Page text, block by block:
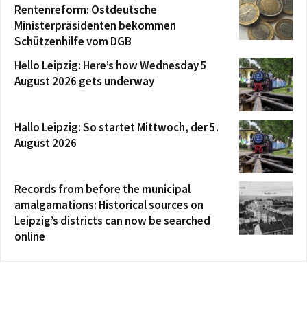
Rentenreform: Ostdeutsche
Ministerpräsidenten bekommen
Schützenhilfe vom DGB
Hello Leipzig: Here’s how Wednesday 5
August 2026 gets underway
Hallo Leipzig: So startet Mittwoch, der 5.
August 2026
Records from before the municipal
amalgamations: Historical sources on
Leipzig’s districts can now be searched
online